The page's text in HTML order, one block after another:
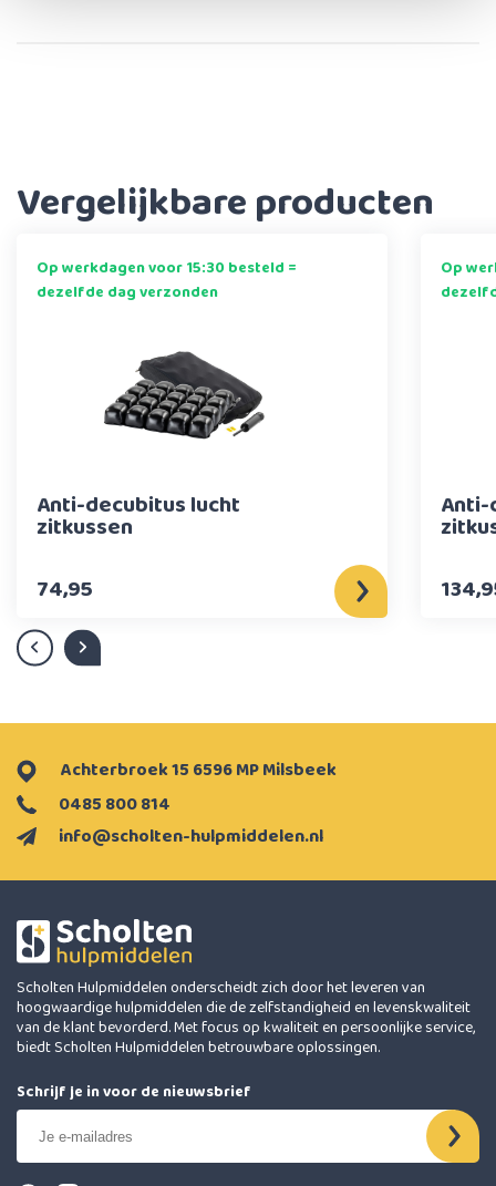
Vergelijkbare producten
Op werkdagen voor 15:30 besteld =
dezelfde dag verzonden
Anti-decubitus lucht
zitkussen
74,95
Op
info@scholten-hulpmiddelen.nl
0485 800 814
Achterbroek 15 6596 MP Milsbeek
Scholten Hulpmiddelen onderscheidt zich door het leveren van
hoogwaardige hulpmiddelen die de zelfstandigheid en levenskwaliteit
van de klant bevorderd. Met focus op kwaliteit en persoonlijke service,
biedt Scholten Hulpmiddelen betrouwbare oplossingen.
Schrijf je in voor de nieuwsbrief